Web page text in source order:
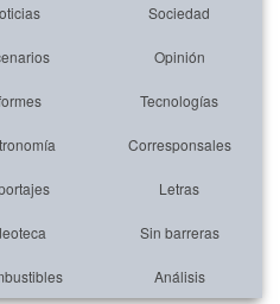
Sociedad
Opinión
Tecnologías
Corresponsales
Letras
Sin barreras
Análisis